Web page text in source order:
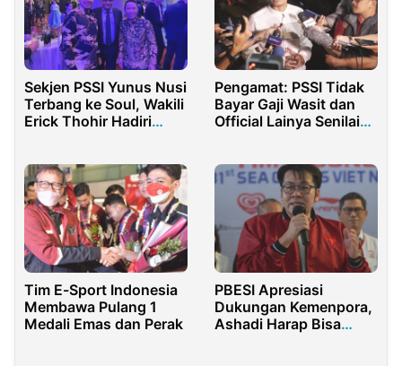
Sekjen PSSI Yunus Nusi
Terbang ke Soul, Wakili
Erick Thohir Hadiri
Pengamat: PSSI Tidak
Bayar Gaji Wasit dan
Official Lainya Senilai
Tim E-Sport Indonesia
Membawa Pulang 1
Medali Emas dan Perak
PBESI Apresiasi
Dukungan Kemenpora,
Ashadi Harap Bisa